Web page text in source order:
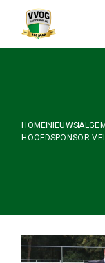
content
HOME NIEUWS
HOOFDSPONSOR